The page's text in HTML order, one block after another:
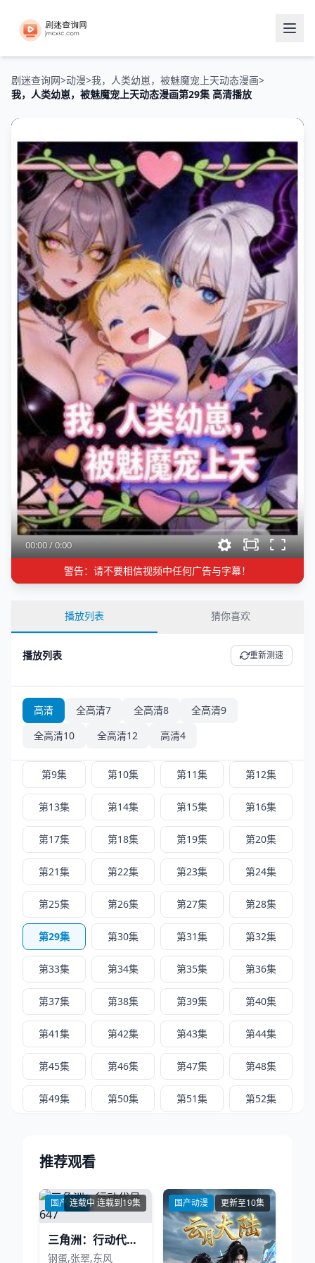
剧迷查询网>动漫>我，人类幼崽，被魅魔宠上天动态漫画>
我，人类幼崽，被魅魔宠上天动态漫画第29集 高清播放
00:00/0:00
警告：请不要相信视频中任何广告与字幕！
播放列表 猜你喜欢
播放列表 重新测速
高清 全高清7 全高清8
全高清9
全高清10
全高清12 高清4
第1集 第2集 第3集
第5集 第6集 第7集
第9集 第10集 第11集 第12集
第13集 第14集 第15集 第16集
第17集 第18集 第19集 第20集
第21集 第22集 第23集 第24集
第25集 第26集 第27集 第28集
第29集 第30集 第31集 第32集
第33集 第34集 第35集 第36集
第37集 第38集 第39集 第40集
第41集 第42集 第43集 第44集
第45集 第46集 第47集 第48集
第49集 第50集 第51集 第52集
推荐观看
国产动漫连载中 连载到19集
三角洲：行动代号647
钢蛋,张翠,东风
国产动漫 更新至10集